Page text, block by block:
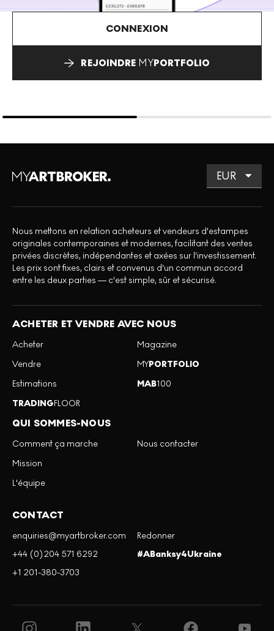
CONNEXION
REJOINDRE MYPORTFOLIO
Nous mettons en relation acheteurs et vendeurs d'estampes
originales contemporaines et modernes, facilitant des ventes
privées discrètes, indépendantes et axées sur l'investissement.
Les prix sont fixes, clairs et convenus d'un commun accord
entre les deux parties — c'est simple, sûr et sécurisé.
ACHETER ET VENDRE AVEC NOUS
Acheter
Vendre
Estimations
TRADINGFLOOR
Magazine
MYPORTFOLIO
MAB100
QUI SOMMES-NOUS
Comment ça marche
Mission
L'équipe
Nous contacter
CONTACT
enquiries@myartbroker.com
+44 (0)204 571 6292
+1 201-380-3703
Redonner
#ABanksy4Ukraine